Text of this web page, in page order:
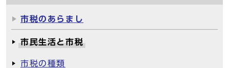
市税のあらまし
市民生活と市税
市税の種類